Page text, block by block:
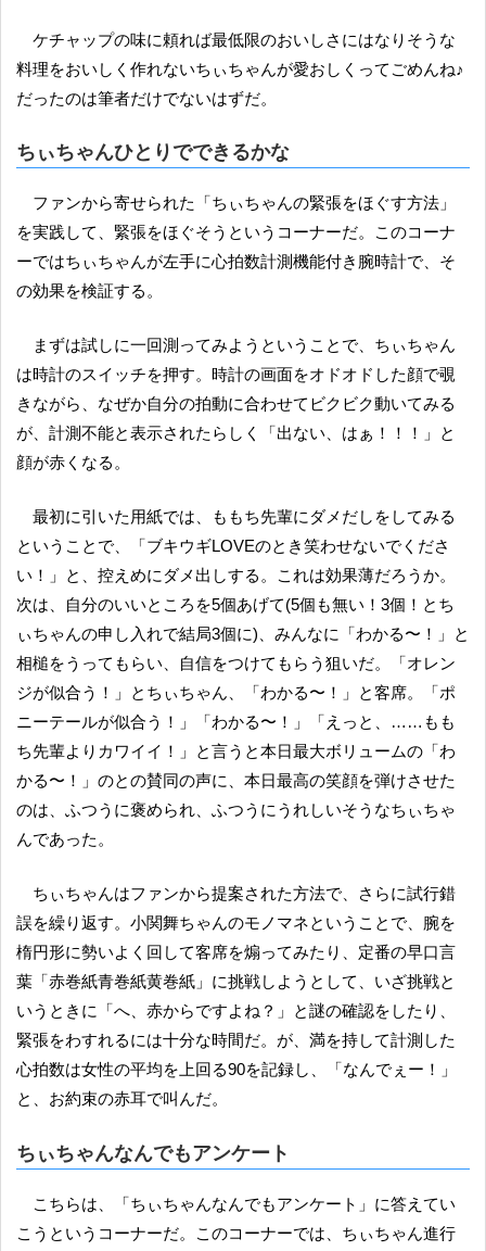
ケチャップの味に頼れば最低限のおいしさにはなりそうな
料理をおいしく作れないちぃちゃんが愛おしくってごめんね♪
だったのは筆者だけでないはずだ。
ちぃちゃんひとりでできるかな
ファンから寄せられた「ちぃちゃんの緊張をほぐす方法」
を実践して、緊張をほぐそうというコーナーだ。このコーナ
ーではちぃちゃんが左手に心拍数計測機能付き腕時計で、そ
の効果を検証する。
まずは試しに一回測ってみようということで、ちぃちゃん
は時計のスイッチを押す。時計の画面をオドオドした顔で覗
きながら、なぜか自分の拍動に合わせてビクビク動いてみる
が、計測不能と表示されたらしく「出ない、はぁ！！！」と
顔が赤くなる。
最初に引いた用紙では、ももち先輩にダメだしをしてみる
ということで、「ブキウギLOVEのとき笑わせないでくださ
い！」と、控えめにダメ出しする。これは効果薄だろうか。
次は、自分のいいところを5個あげて(5個も無い！3個！とち
ぃちゃんの申し入れで結局3個に)、みんなに「わかる〜！」と
相槌をうってもらい、自信をつけてもらう狙いだ。「オレン
ジが似合う！」とちぃちゃん、「わかる〜！」と客席。「ポ
ニーテールが似合う！」「わかる〜！」「えっと、……もも
ち先輩よりカワイイ！」と言うと本日最大ボリュームの「わ
かる〜！」のとの賛同の声に、本日最高の笑顔を弾けさせた
のは、ふつうに褒められ、ふつうにうれしいそうなちぃちゃ
んであった。
ちぃちゃんはファンから提案された方法で、さらに試行錯
誤を繰り返す。小関舞ちゃんのモノマネということで、腕を
楕円形に勢いよく回して客席を煽ってみたり、定番の早口言
葉「赤巻紙青巻紙黄巻紙」に挑戦しようとして、いざ挑戦と
いうときに「へ、赤からですよね？」と謎の確認をしたり、
緊張をわすれるには十分な時間だ。が、満を持して計測した
心拍数は女性の平均を上回る90を記録し、「なんでぇー！」
と、お約束の赤耳で叫んだ。
ちぃちゃんなんでもアンケート
こちらは、「ちぃちゃんなんでもアンケート」に答えてい
こうというコーナーだ。このコーナーでは、ちぃちゃん進行